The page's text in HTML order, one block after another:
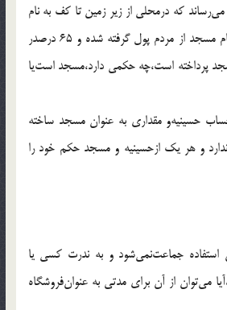
مى‌رساند كه درمحلى از زير زمين تا كف به نام
حسينيه و از كف به‌بالا به نام مسجد از مردم پول گرفته شده و 65 درصدر
پرداخته است،چه حكمى دارد،مسجد است‌يا
حسينيه‌و مقدارى به عنوان مسجد ساخته
و هر يك ازحسينيه و مسجد حكم خود را
جماعت‌نمى‌شود و به ندرت كسى يا
مى‌توان از آن براى مدتى به عنوان‌فروشگاه